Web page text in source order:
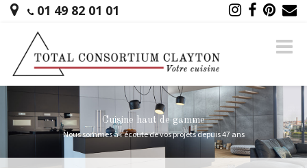
01 49 82 01 01
-
Cuisine haut de gamme
Nous sommes à l'écoute de vos projets depuis 47 ans